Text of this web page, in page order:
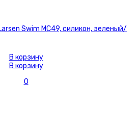
Swim MC49, силикон, зеленый/
В корзину
В корзину
0